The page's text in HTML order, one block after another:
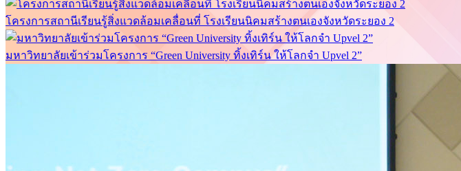
โครงการสถานีเรียนรู้สิ่งแวดล้อมเคลื่อนที่ โรงเรียนนิคมสร้างตนเองจังหวัดระยอง 2
มหาวิทยาลัยเข้าร่วมโครงการ “Green University ทิ้งเทิร์น ให้โลกจำ Upvel 2”